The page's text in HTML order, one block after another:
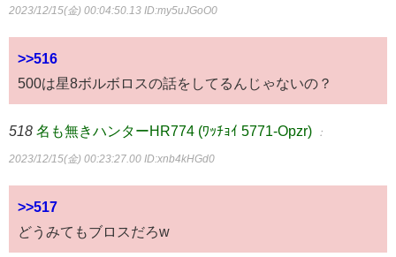
2023/12/15(金) 00:04:50.13 ID:my5uJGoO0
>>516
500は星8ボルボロスの話をしてるんじゃないの？
518 名も無きハンターHR774 (ﾜｯﾁｮｲ 5771-Opzr) ：
2023/12/15(金) 00:23:27.00 ID:xnb4kHGd0
>>517
どうみてもブロスだろw